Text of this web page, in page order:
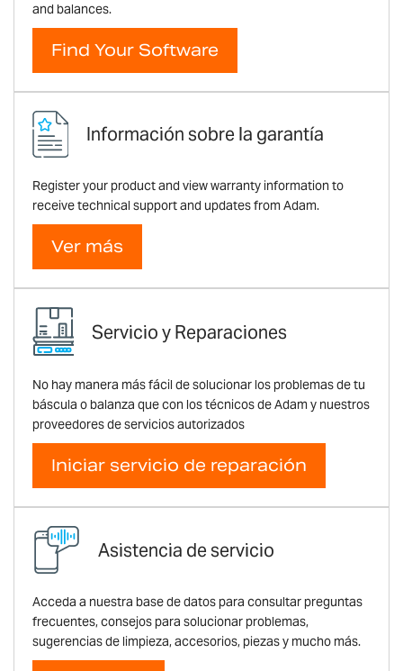
and balances.
Find Your Software
Información sobre la garantía
Register your product and view warranty information to
receive technical support and updates from Adam.
Ver más
Servicio y Reparaciones
No hay manera más fácil de solucionar los problemas de tu
báscula o balanza que con los técnicos de Adam y nuestros
proveedores de servicios autorizados
Iniciar servicio de reparación
Asistencia de servicio
Acceda a nuestra base de datos para consultar preguntas
frecuentes, consejos para solucionar problemas,
sugerencias de limpieza, accesorios, piezas y mucho más.